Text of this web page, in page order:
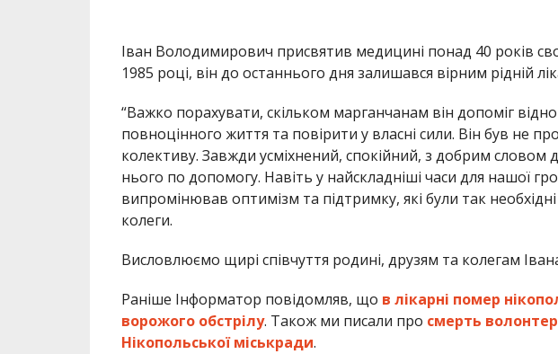
​Іван Володимирович присвятив медицині понад 40 років
1985 році, він до останнього дня залишався вірним рідній
“Важко порахувати, скільком марганчанам він допоміг
повноцінного життя та повірити у власні сили. ​Він був не
колективу. Завжди усміхнений, спокійний, з добрим словом
нього по допомогу. Навіть у найскладніші часи для нашої
випромінював оптимізм та підтримку, які були так
колеги.
​Висловлюємо щирі співчуття родині, друзям та колегам
Раніше Інформатор повідомляв, що в лікарні помер
ворожого обстрілу. Також ми писали про смерть
Нікопольської міськради.